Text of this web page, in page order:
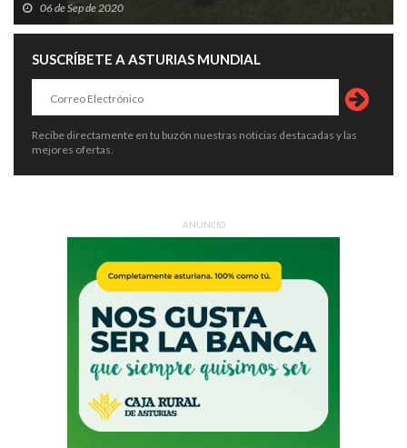
06 de Sep de 2020
SUSCRÍBETE A ASTURIAS MUNDIAL
Recibe directamente en tu buzón nuestras noticias destacadas y las
mejores ofertas.
ANUNCIO